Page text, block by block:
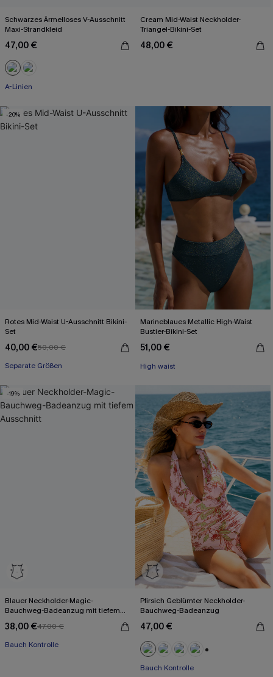
Schwarzes Ärmelloses V-Ausschnitt
Maxi-Strandkleid
47,00 €
A-Linien
Cream Mid-Waist Neckholder-
Triangel-Bikini-Set
48,00 €
-20%
Rotes Mid-Waist U-Ausschnitt Bikini-
Set
40,00 €50,00 €
Separate Größen
Marineblaues Metallic High-Waist
Bustier-Bikini-Set
51,00 €
Mit Gratis-Maßband
High waist
-19%
Blauer Neckholder-Magic-
Bauchweg-Badeanzug mit tiefem
38,00 €47,00 €
Bauch Kontrolle
Pfirsich Geblümter Neckholder-
Bauchweg-Badeanzug
47,00 €
Bauch Kontrolle